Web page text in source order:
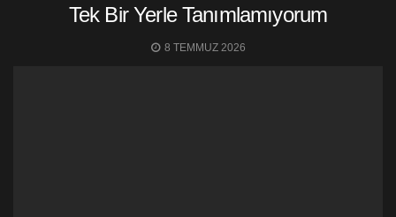
Tek Bir Yerle Tanımlamıyorum
8 TEMMUZ 2026